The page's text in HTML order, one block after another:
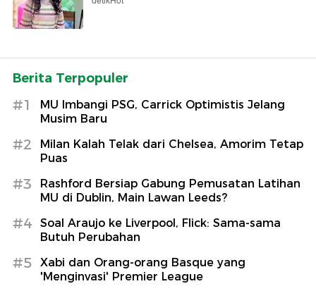
Berita Terpopuler
#1
MU Imbangi PSG, Carrick Optimistis Jelang
Musim Baru
#2
Milan Kalah Telak dari Chelsea, Amorim Tetap
Puas
#3
Rashford Bersiap Gabung Pemusatan Latihan
MU di Dublin, Main Lawan Leeds?
#4
Soal Araujo ke Liverpool, Flick: Sama-sama
Butuh Perubahan
#5
Xabi dan Orang-orang Basque yang
'Menginvasi' Premier League